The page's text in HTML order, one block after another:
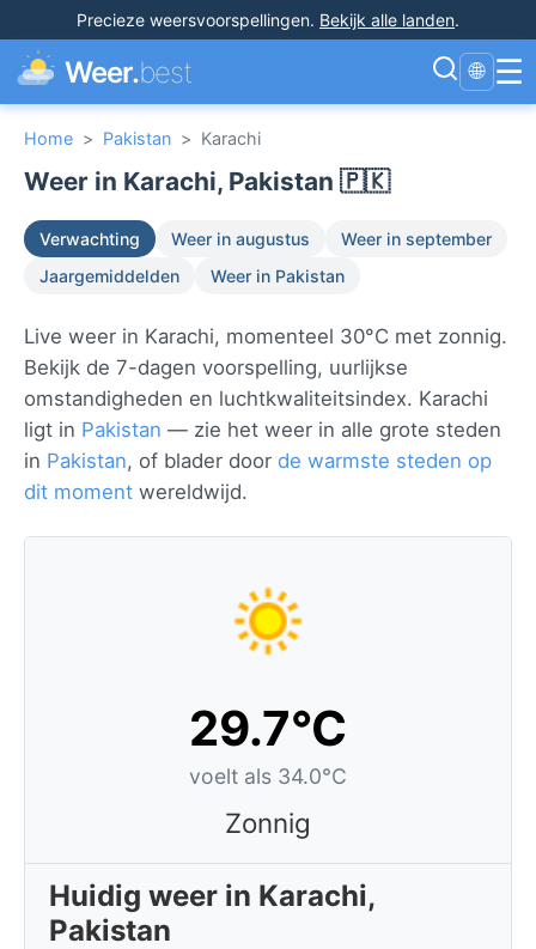
Precieze weersvoorspellingen. Bekijk alle landen.
Weer.best 🌐 ☰
Home > Pakistan > Karachi
Weer in Karachi, Pakistan 🇵🇰
Verwachting Weer in augustus
Weer in september
Jaargemiddelden
Weer in Pakistan
Live weer in Karachi, momenteel 30°C met zonnig.
Bekijk de 7-dagen voorspelling, uurlijkse
omstandigheden en luchtkwaliteitsindex. Karachi
ligt in Pakistan — zie het weer in alle grote steden
in Pakistan, of blader door de warmste steden op
dit moment wereldwijd.
29.7°C
voelt als 34.0°C
Zonnig
Huidig weer in Karachi,
Pakistan